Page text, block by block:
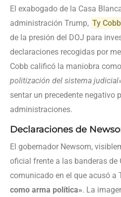
El exabogado de la Casa
administración Trump, Ty Cobb
de la presión del DOJ para
declaraciones recogidas por
Cobb calificó la maniobra como
politización del sistema
sentar un precedente negativo
administraciones.
Declaraciones de
El gobernador Newsom,
oficial frente a las banderas de
comunicado en el que acusó a
como arma política». La